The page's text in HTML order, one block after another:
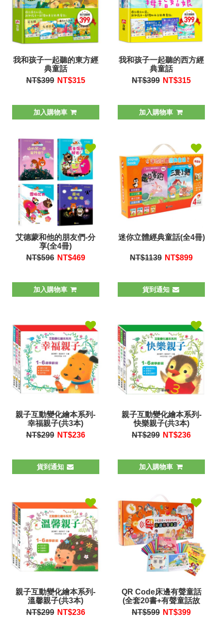
我和孩子一起聽的東方經
典童話
NT$399 NT$315
加入購物車
我和孩子一起聽的西方經
典童話
NT$399 NT$315
加入購物車
艾德蒙和他的朋友們-分
享(全4冊)
NT$596 NT$469
加入購物車
迷你立體經典童話(全4冊)
NT$1139 NT$899
貨到通知
親子互動變化繪本系列-
幸福親子(共3本)
NT$299 NT$236
貨到通知
親子互動變化繪本系列-
快樂親子(共3本)
NT$299 NT$236
加入購物車
親子互動變化繪本系列-
溫馨親子(共3本)
NT$299 NT$236
QR Code床邊有聲童話
(全套20書+有聲童話故
事)
NT$599 NT$399